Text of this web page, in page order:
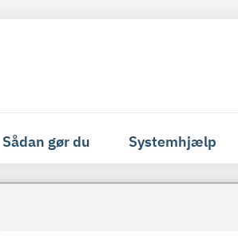
Sådan gør du Systemhjælp